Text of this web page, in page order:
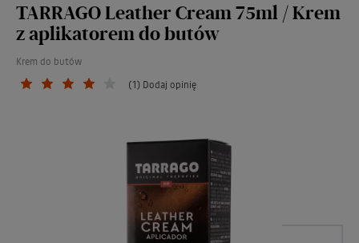
TARRAGO Leather Cream 75ml / Krem
z aplikatorem do butów
Krem do butów
(1) Dodaj opinię